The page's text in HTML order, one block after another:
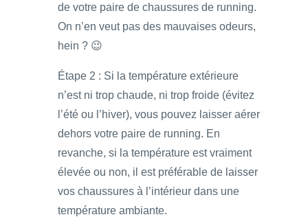
de votre paire de chaussures de running.
On n’en veut pas des mauvaises odeurs,
hein ? 😉
Étape 2 : Si la température extérieure
n’est ni trop chaude, ni trop froide (évitez
l’été ou l’hiver), vous pouvez laisser aérer
dehors votre paire de running. En
revanche, si la température est vraiment
élevée ou non, il est préférable de laisser
vos chaussures à l’intérieur dans une
température ambiante.